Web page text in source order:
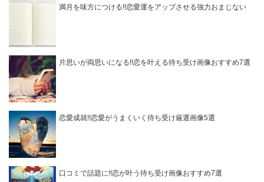
満月を味方につける!!恋愛運をアップさせる強力おまじない
片思いが両思いになる!!恋を叶える待ち受け画像おすすめ7選
恋愛成就!!恋愛がうまくいく待ち受け厳選画像5選
口コミで話題に!!恋が叶う待ち受け画像おすすめ7選